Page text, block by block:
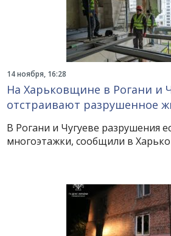
14 ноября, 16:28
На Харьковщине в Рогани и
отстраивают разрушенное
В Рогани и Чугуеве разрушения
многоэтажки, сообщили в